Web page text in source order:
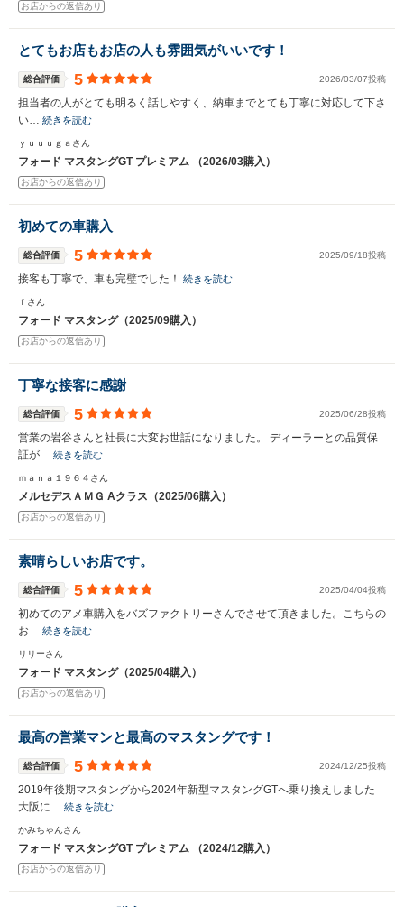
お店からの返信あり
とてもお店もお店の人も雰囲気がいいです！
総合評価 5 2026/03/07投稿
担当者の人がとても明るく話しやすく、納車までとても丁寧に対応して下さ
い… 続きを読む
ｙｕｕｕｇａさん
フォード マスタングGT プレミアム （2026/03購入）
お店からの返信あり
初めての車購入
総合評価 5 2025/09/18投稿
接客も丁寧で、車も完璧でした！ 続きを読む
ｆさん
フォード マスタング（2025/09購入）
お店からの返信あり
丁寧な接客に感謝
総合評価 5 2025/06/28投稿
営業の岩谷さんと社長に大変お世話になりました。 ディーラーとの品質保
証が… 続きを読む
ｍａｎａ１９６４さん
メルセデスＡＭＧ Aクラス（2025/06購入）
お店からの返信あり
素晴らしいお店です。
総合評価 5 2025/04/04投稿
初めてのアメ車購入をバズファクトリーさんでさせて頂きました。こちらの
お… 続きを読む
リリーさん
フォード マスタング（2025/04購入）
お店からの返信あり
最高の営業マンと最高のマスタングです！
総合評価 5 2024/12/25投稿
2019年後期マスタングから2024年新型マスタングGTへ乗り換えしました
大阪に… 続きを読む
かみちゃんさん
フォード マスタングGT プレミアム （2024/12購入）
お店からの返信あり